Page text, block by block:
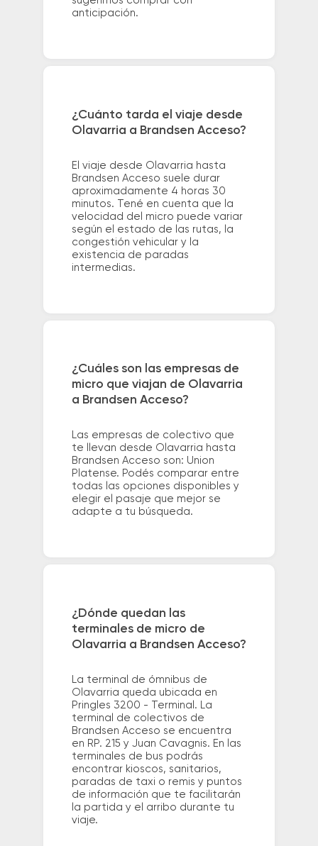
anticipación.
¿Cuánto tarda el viaje desde
Olavarria a Brandsen Acceso?
El viaje desde Olavarria hasta
Brandsen Acceso suele durar
aproximadamente 4 horas 30
minutos. Tené en cuenta que la
velocidad del micro puede variar
según el estado de las rutas, la
congestión vehicular y la
existencia de paradas
intermedias.
¿Cuáles son las empresas de
micro que viajan de Olavarria
a Brandsen Acceso?
Las empresas de colectivo que
te llevan desde Olavarria hasta
Brandsen Acceso son: Union
Platense. Podés comparar entre
todas las opciones disponibles y
elegir el pasaje que mejor se
adapte a tu búsqueda.
¿Dónde quedan las
terminales de micro de
Olavarria a Brandsen Acceso?
La terminal de ómnibus de
Olavarria queda ubicada en
Pringles 3200 - Terminal. La
terminal de colectivos de
Brandsen Acceso se encuentra
en RP. 215 y Juan Cavagnis. En las
terminales de bus podrás
encontrar kioscos, sanitarios,
paradas de taxi o remis y puntos
de información que te facilitarán
la partida y el arribo durante tu
viaje.